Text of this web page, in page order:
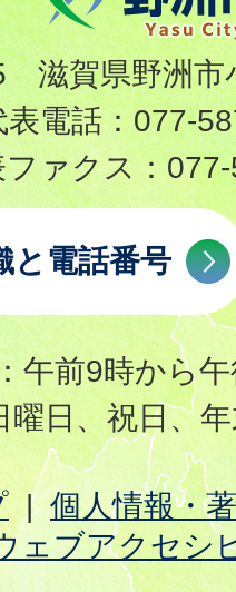
滋賀県野洲市
電話： 077-
ファクス：
と電話番号
午前9時から
曜日、祝日、
個人情報・
ェブアクセシ